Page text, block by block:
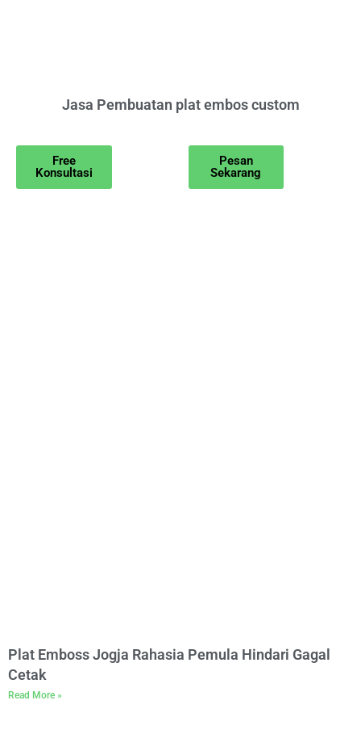
Jasa Pembuatan plat embos custom
Free
Konsultasi
Pesan
Sekarang
Plat Emboss Jogja Rahasia Pemula Hindari Gagal
Cetak
Read More »